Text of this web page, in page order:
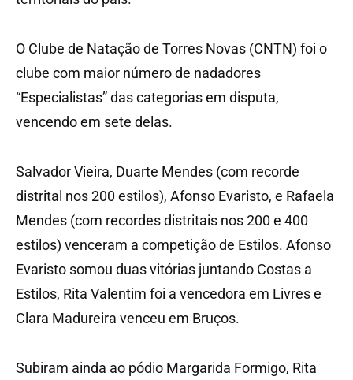
O Clube de Natação de Torres Novas (CNTN) foi o
clube com maior número de nadadores
“Especialistas” das categorias em disputa,
vencendo em sete delas.
Salvador Vieira, Duarte Mendes (com recorde
distrital nos 200 estilos), Afonso Evaristo, e Rafaela
Mendes (com recordes distritais nos 200 e 400
estilos) venceram a competição de Estilos. Afonso
Evaristo somou duas vitórias juntando Costas a
Estilos, Rita Valentim foi a vencedora em Livres e
Clara Madureira venceu em Bruços.
Subiram ainda ao pódio Margarida Formigo, Rita